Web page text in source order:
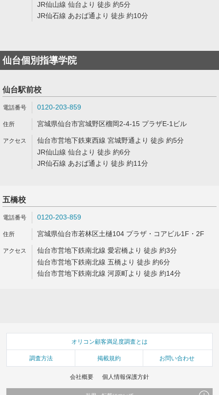
JR仙山線 仙台より 徒歩 約5分
JR仙石線 あおば通より 徒歩 約10分
仙台個別指導学院
仙台駅前校
0120-203-859
宮城県仙台市宮城野区榴岡2-4-15 プラザE-1ビル
仙台市営地下鉄東西線 宮城野通より 徒歩 約5分
JR仙山線 仙台より 徒歩 約6分
JR仙石線 あおば通より 徒歩 約11分
五橋校
0120-203-859
宮城県仙台市若林区土樋104 プラザ・コアビル1F・2F
仙台市営地下鉄南北線 愛宕橋より 徒歩 約3分
仙台市営地下鉄南北線 五橋より 徒歩 約6分
仙台市営地下鉄南北線 河原町より 徒歩 約14分
オリコン顧客満足度調査とは
調査方法 掲載規約 お問い合わせ
会社概要 個人情報保護方針